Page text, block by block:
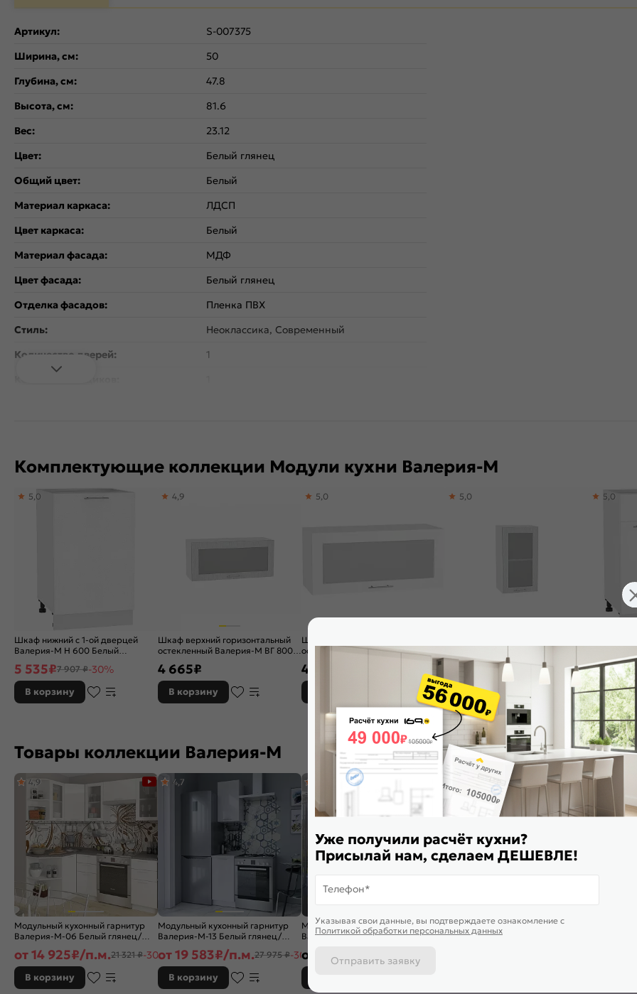
Артикул:
S-007375
Ширина, см:
50
Глубина, см:
47.8
Высота, см:
81.6
Вес:
23.12
Цвет:
Белый глянец
Общий цвет:
Белый
Материал каркаса:
ЛДСП
Цвет каркаса:
Белый
Материал фасада:
МДФ
Цвет фасада:
Белый глянец
Отделка фасадов:
Пленка ПВХ
Стиль:
Неоклассика, Современный
Количество дверей:
1
Тип поверхности:
Глянцевая
Расположение:
Комплектующие коллекции Модули кухни Валерия-М
Шкаф нижний с 1-ой дверцей
Валерия-М Н 600 Белый
5,0
5 535₽7 907 ₽-30%
В корзину
Шкаф верхний горизонтальный
остекленный Валерия-М ВГ 800
Белый
4,9
4 665₽
В корзину
Шкаф верхний горизонтальный
остекленный Валерия-М ВГ 800
5,0
4 485
металлик дождь светлый-Белый
5,0
7 864 ₽ -30%
В корзину
Шкаф
ящиком
Белый
5,0
7 062₽
В
Товары коллекции Валерия-М
Модульный кухонный гарнитур
Валерия-М-06 Белый глянец/
Белый 2140x1290/2000x600
4,9
от14 925₽/п.м.21 321 ₽-30%
В корзину
Модульный кухонный гарнитур
Валерия-М-13 Белый глянец/
Белый 2336x400x600
4,7
от19 583₽/п.м.27 975 ₽-30%
В корзину
Модульный кухонный гарнитур
Валерия-М-03 Белый
от 22 874
Столешница прямая/3/Мрамор
марквина черный глянцевая
матовая
5,0
В
Уже получили расчёт кухни?
Присылай нам, сделаем ДЕШЕВЛЕ!
Телефон*
Указывая свои данные, вы подтверждаете ознакомление c
Политикой обработки персональных данных
Отправить заявку